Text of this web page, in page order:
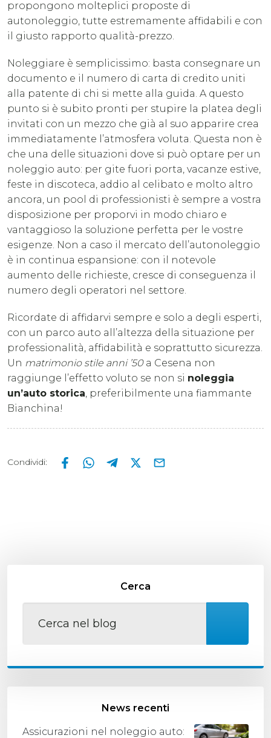
propongono molteplici proposte di
autonoleggio, tutte estremamente affidabili e con
il giusto rapporto qualità-prezzo.
Noleggiare è semplicissimo: basta consegnare un
documento e il numero di carta di credito uniti
alla patente di chi si mette alla guida. A questo
punto si è subito pronti per stupire la platea degli
invitati con un mezzo che già al suo apparire crea
immediatamente l’atmosfera voluta. Questa non è
che una delle situazioni dove si può optare per un
noleggio auto: per gite fuori porta, vacanze estive,
feste in discoteca, addio al celibato e molto altro
ancora, un pool di professionisti è sempre a vostra
disposizione per proporvi in modo chiaro e
vantaggioso la soluzione perfetta per le vostre
esigenze. Non a caso il mercato dell’autonoleggio
è in continua espansione: con il notevole
aumento delle richieste, cresce di conseguenza il
numero degli operatori nel settore.
Ricordate di affidarvi sempre e solo a degli esperti,
con un parco auto all’altezza della situazione per
professionalità, affidabilità e soprattutto sicurezza.
Un matrimonio stile anni ’50a Cesena non
raggiunge l’effetto voluto se non si noleggia
un’auto storica, preferibilmente una fiammante
Bianchina!
Condividi:
Cerca
News recenti
Assicurazioni nel noleggio auto: